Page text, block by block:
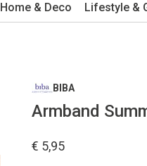
Home & Deco Lifestyle &
BIBA
Armband
€ 5,95